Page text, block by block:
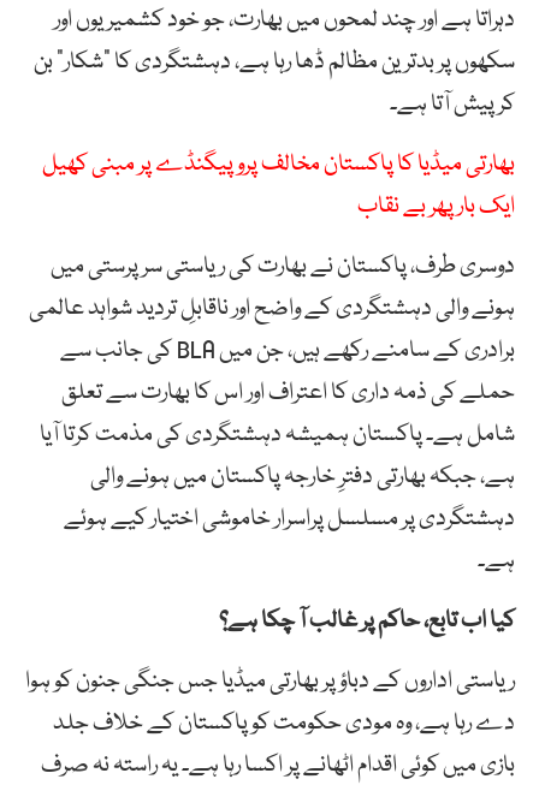
دہراتا ہے اور چند لمحوں میں بھارت، جو خود کشمیریوں اور
سکھوں پر بدترین مظالم ڈھا رہا ہے، دہشتگردی کا “شکار” بن
کر پیش آتا ہے۔
بھارتی میڈیا کا پاکستان مخالف پروپیگنڈے پر مبنی کھیل
ایک بار پھر بے نقاب
دوسری طرف، پاکستان نے بھارت کی ریاستی سرپرستی میں
ہونے والی دہشتگردی کے واضح اور ناقابلِ تردید شواہد عالمی
برادری کے سامنے رکھے ہیں، جن میں BLA کی جانب سے
حملے کی ذمہ داری کا اعتراف اور اس کا بھارت سے تعلق
شامل ہے۔ پاکستان ہمیشہ دہشتگردی کی مذمت کرتا آیا
ہے، جبکہ بھارتی دفترِ خارجہ پاکستان میں ہونے والی
دہشتگردی پر مسلسل پراسرار خاموشی اختیار کیے ہوئے
ہے۔
کیا اب تابع، حاکم پر غالب آ چکا ہے؟
ریاستی اداروں کے دباؤ پر بھارتی میڈیا جس جنگی جنون کو ہوا
دے رہا ہے، وہ مودی حکومت کو پاکستان کے خلاف جلد
بازی میں کوئی اقدام اٹھانے پر اکسا رہا ہے۔ یہ راستہ نہ صرف